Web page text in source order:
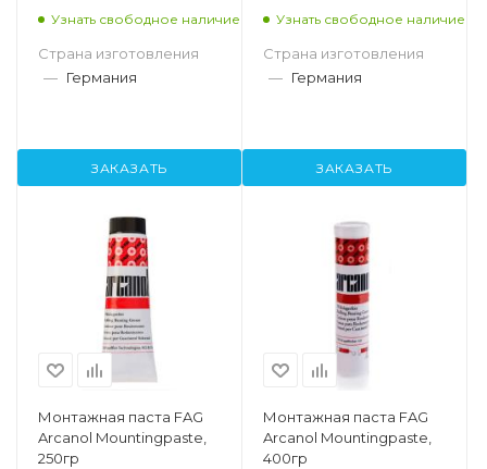
Узнать свободное наличие
Страна изготовления
— Германия
ЗАКАЗАТЬ
Узнать свободное наличие
Страна изготовления
— Германия
ЗАКАЗАТЬ
Монтажная паста FAG
Arcanol Mountingpaste,
250гр
Монтажная паста FAG
Arcanol Mountingpaste,
400гр